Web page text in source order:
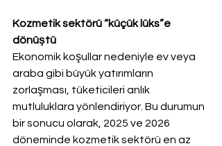
Kozmetik sektörü “küçük lüks”e
dönüştü
Ekonomik koşullar nedeniyle ev veya
araba gibi büyük yatırımların
zorlaşması, tüketicileri anlık
mutluluklara yönlendiriyor. Bu durumun
bir sonucu olarak, 2025 ve 2026
döneminde kozmetik sektörü en az